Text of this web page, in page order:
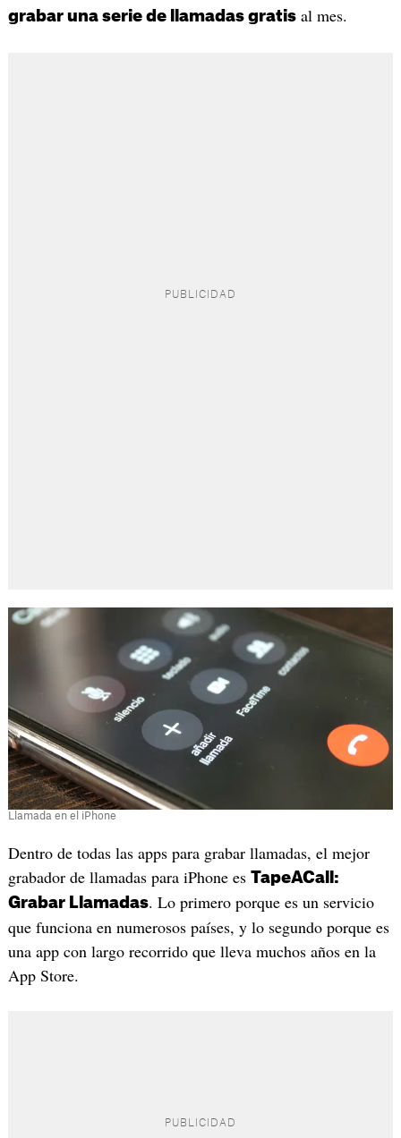
grabar una serie de llamadas gratisal mes.
Llamada en el iPhone
Dentro de todas las apps para grabar llamadas, el mejor
grabador de llamadas para iPhone es TapeACall:
Grabar Llamadas. Lo primero porque es un servicio
que funciona en numerosos países, y lo segundo porque es
una app con largo recorrido que lleva muchos años en la
App Store.